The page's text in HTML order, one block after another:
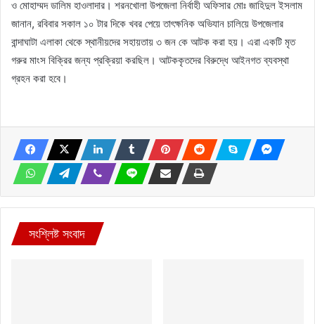
ও মোহাম্মদ ডালিম হাওলাদার। শরনখোলা উপজেলা নির্বাহী অফিসার মোঃ জাহিদুল ইসলাম
জানান, রবিবার সকাল ১০ টার দিকে খবর পেয়ে তাৎক্ষনিক অভিযান চালিয়ে উপজেলার
বান্দাঘাটা এলাকা থেকে স্থানীয়দের সহায়তায় ৩ জন কে আটক করা হয়। এরা একটি মৃত
গরুর মাংস বিক্রির জন্য প্রক্রিয়া করছিল। আটককৃতদের বিরুদ্ধে আইনগত ব্যবস্থা
গ্রহন করা হবে।
সংশ্লিষ্ট সংবাদ